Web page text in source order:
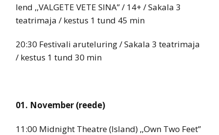
lend ,,VALGETE VETE SINA’’ / 14+ / Sakala 3
teatrimaja / kestus 1 tund 45 min
20:30 Festivali aruteluring / Sakala 3 teatrimaja
/ kestus 1 tund 30 min
01. November (reede)
11:00 Midnight Theatre (Island) ,,Own Two Feet’’